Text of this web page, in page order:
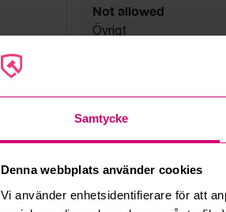
Samtycke
Denna webbplats använder cookies
Vi använder enhetsidentifierare för att
Not allowed
Övrigt